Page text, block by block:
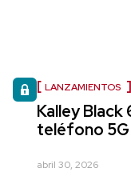
LANZAMIENTOS
Kalley Black
teléfono 5G
abril 30, 2026